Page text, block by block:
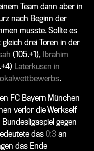
Team dann aber in
nach Beginn der
musste. Sollte es
drei Toren in der
(105.+1), Ibrahim
Laterkusen in
.
FC Bayern München
verlor die Werkself
gegen
das 0:3 an
das Ende